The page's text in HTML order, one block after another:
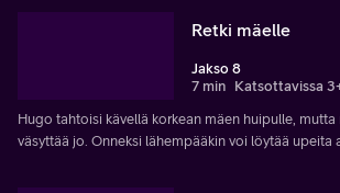
Retki mäelle
Jakso 8
7 min Katsottavissa
Hugo tahtoisi kävellä korkean mäen huipulle,
väsyttää jo. Onneksi lähempääkin voi löytää upeita